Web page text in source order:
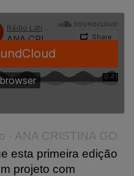
· ANA CRISTINA GONÇALVES ORIGEM
esta primeira edição
projeto com